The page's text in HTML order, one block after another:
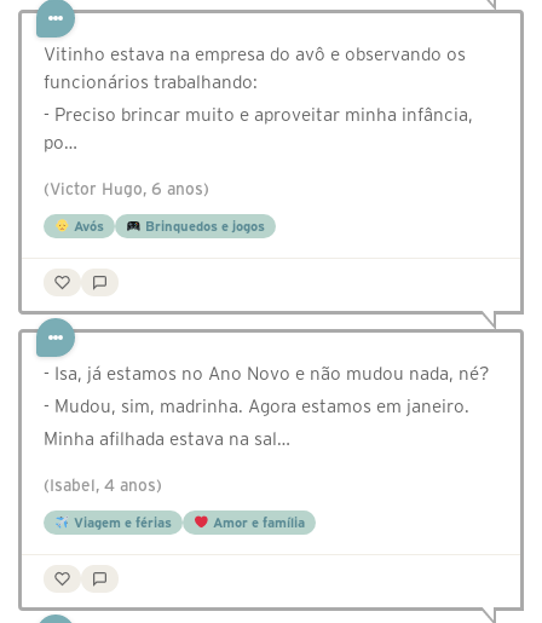
Vitinho estava na empresa do avô e observando os
funcionários trabalhando:
- Preciso brincar muito e aproveitar minha infância,
po…
(Victor Hugo, 6 anos)
Avós Brinquedos e jogos
- Isa, já estamos no Ano Novo e não mudou nada, né?
- Mudou, sim, madrinha. Agora estamos em janeiro.
Minha afilhada estava na sal…
(Isabel, 4 anos)
Viagem e férias Amor e família